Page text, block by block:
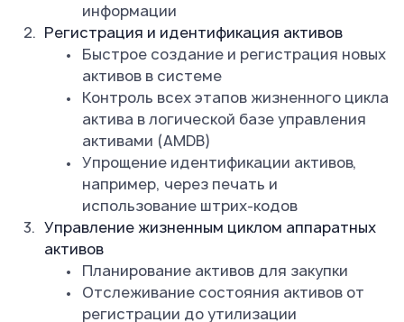
информации
Регистрация и идентификация активов
Быстрое создание и регистрация новых
активов в системе
Контроль всех этапов жизненного цикла
актива в логической базе управления
активами (AMDB)
Упрощение идентификации активов,
например, через печать и
использование штрих-кодов
Управление жизненным циклом аппаратных
активов
Планирование активов для закупки
Отслеживание состояния активов от
регистрации до утилизации